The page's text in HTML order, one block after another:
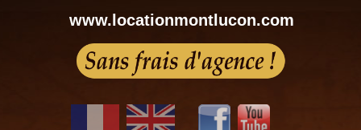
www.locationmontlucon.com